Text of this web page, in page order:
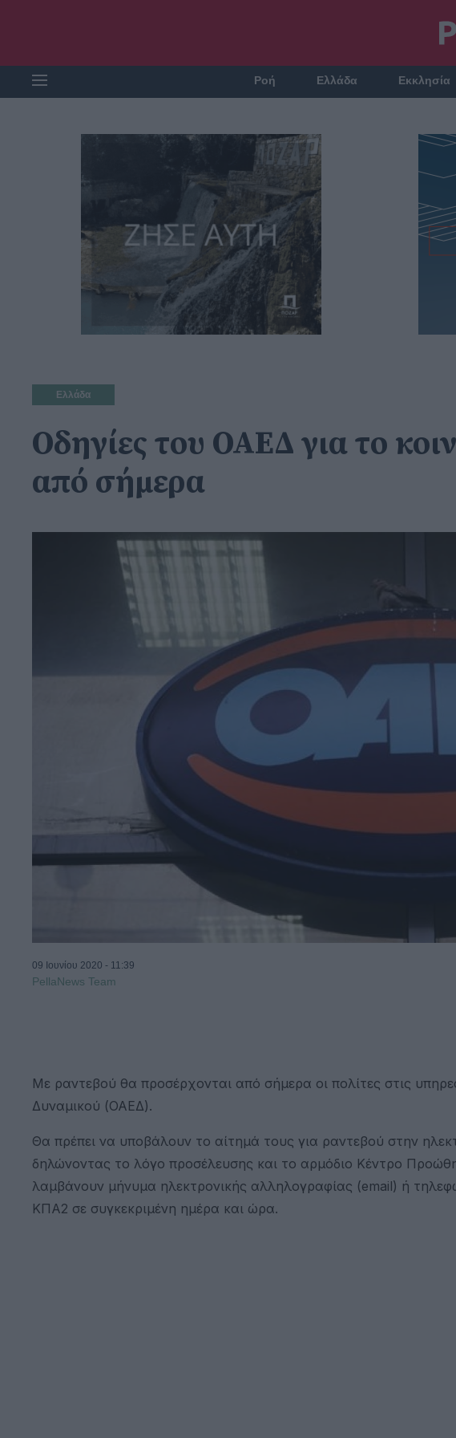
Ροή Ελλάδα Εκκλησία
Ελλάδα
Οδηγίες του ΟΑΕΔ για το
από σήμερα
09 Ιουνίου 2020 - 11:39
PellaNews Team
Με ραντεβού θα προσέρχονται από σήμερα οι πολίτες στις
Δυναμικού (ΟΑΕΔ).
Θα πρέπει να υποβάλουν το αίτημά τους για ραντεβού στην
δηλώνοντας το λόγο προσέλευσης και το αρμόδιο Κέντρο
λαμβάνουν μήνυμα ηλεκτρονικής αλληλογραφίας (email) ή
ΚΠΑ2 σε συγκεκριμένη ημέρα και ώρα.